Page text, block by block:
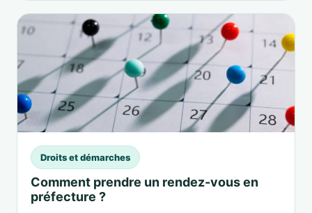
Droits et démarches
Comment prendre un rendez-vous en
préfecture ?